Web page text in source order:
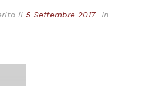
il 5 Settembre 2017 In